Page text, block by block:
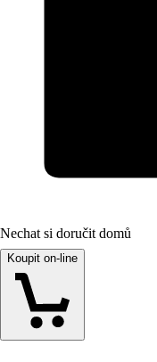
Nechat si doručit domů
Koupit on-line